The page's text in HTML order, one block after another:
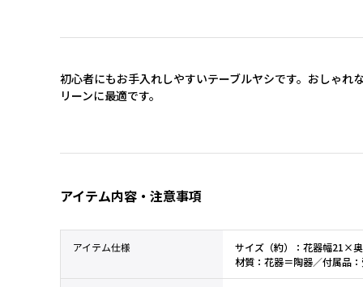
初心者にもお手入れしやすいテーブルヤシです。おしゃれ
リーンに最適です。
アイテム内容・注意事項
アイテム仕様
サイズ（約）：花器幅21×
材質：花器＝陶器／付属品